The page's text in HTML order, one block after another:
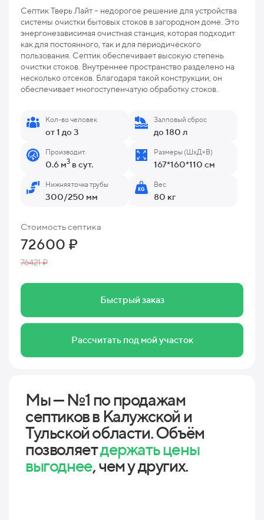
Септик Тверь Лайт – недорогое решение для устройства
системы очистки бытовых стоков в загородном доме. Это
энергонезависимая очистная станция, которая подходит
как для постоянного, так и для периодического
пользования. Септик обеспечивает высокую степень
очистки стоков. Внутреннее пространство разделено на
несколько отсеков. Благодаря такой конструкции, он
обеспечивает многоступенчатую обработку стоков.
Кол-во человек
от 1 до 3
Залповый сброс
до 180 л
Производит.
0.6 м3 в сут.
Размеры (ШхД×В)
167*160*110 см
Нижняя точка трубы
300/250 мм
Вес
80 кг
Стоимость септика
72600 ₽
76421 ₽
Быстрый заказ
Рассчитать под мой участок
Мы — №1 по продажам
септиков в Калужской и
Тульской области. Объём
позволяетдержать цены
выгоднее, чем у других.